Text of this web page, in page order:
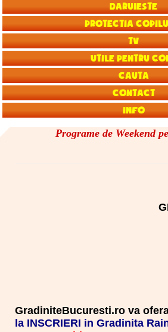
Daruieste
Protectia
TV
Utile pentru
Cauta
Contact
Info
Programe de Weekend
GradiniteBucuresti.ro va
la INSCRIERI in Gradinita